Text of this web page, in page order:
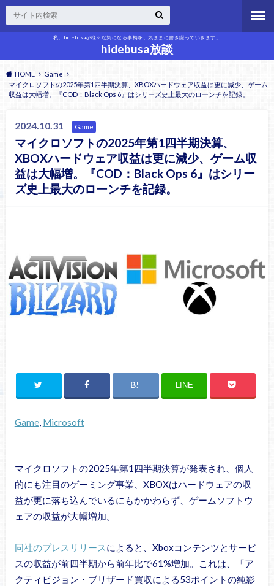
私、hidebusaが様々な気になる事柄を、気ままに書き綴っていきます。
hidebusa放談
HOME
Game
マイクロソフトの2025年第1四半期決算、XBOXハードウェア収益は更に減少、ゲーム
収益は大幅増。『COD：Black Ops 6』はシリーズ史上最大のローンチを記録。
2024.10.31 Game
マイクロソフトの2025年第1四半期決算、
XBOXハードウェア収益は更に減少、ゲーム収
益は大幅増。『COD：Black Ops 6』はシリー
ズ史上最大のローンチを記録。
LINE
Game, Microsoft
マイクロソフトの2025年第1四半期決算が発表され、個人
的にも注目のゲーミング事業、XBOXはハードウェアの収
益が更に落ち込んでいるにもかかわらず、ゲームソフトウ
ェアの収益が大幅増加。
同社のプレスリリースによると、Xboxコンテンツとサービ
スの収益が前四半期から前年比で61%増加。これは、「ア
クティビジョン・ブリザード買収による53ポイントの純影